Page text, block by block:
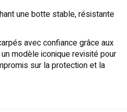
une botte stable, résistante
avec confiance grâce aux
un modèle iconique revisité pour
sur la protection et la